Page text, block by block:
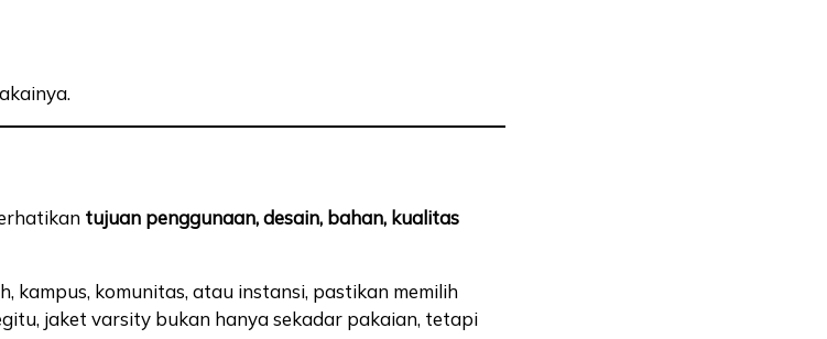
tujuan penggunaan, desain, bahan, kualitas
kampus, komunitas, atau instansi, pastikan memilih
jaket varsity bukan hanya sekadar pakaian, tetapi